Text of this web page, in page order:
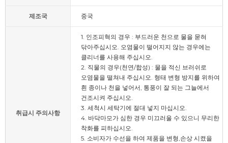
제조국 중국
취급시 주의사항
1. 인조피혁의 경우 : 부드러운 천으로 물을 묻혀
닦아주십시오. 오염물이 떨어지지 않는 경우에는
클리너를 사용해 주십시오.
2. 직물의 경우(천연/합성) : 물을 적신 브러쉬로
오염물을 떨쳐내 주십시오. 형태 변형 방지를 위하여
흰 종이나 천을 넣어서, 통풍이 잘 되는 그늘에서
건조시켜 주십시오.
3. 세척시 세탁기에 절대 넣지 마십시오.
4. 바닥마모가 심한 경우 미끄러울 수 있으니 무리한
착화를 피하십시오.
5. 소비자가 수선을 하여 제품을 변형,손상 시켰을